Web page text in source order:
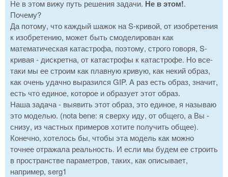
Не в этом вижу путь решения задачи. Не в этом!.
Почему?
Да потому, что каждый шажок на S-кривой, от изобретения
к изобретению, может быть смоделирован как
математическая катастрофа, поэтому, строго говоря, S-
кривая - дискретна, от катастрофы к катастрофе. Но все-
таки мы ее строим как плавную кривую, как некий образ,
как очень удачно выразился GIP. А раз есть образ, значит,
есть что единое, которое и образует этот образ.
Наша задача - выявить этот образ, это единое, я называю
это моделью. (nota bene: я сверху иду, от общего, а Вы -
снизу, из частных примеров хотите получить общее).
Конечно, хотелось бы, чтобы эта модель как можно
точнее отражала реальность. И если мы будем ее строить
в пространстве параметров, таких, как описывает,
например, serg1